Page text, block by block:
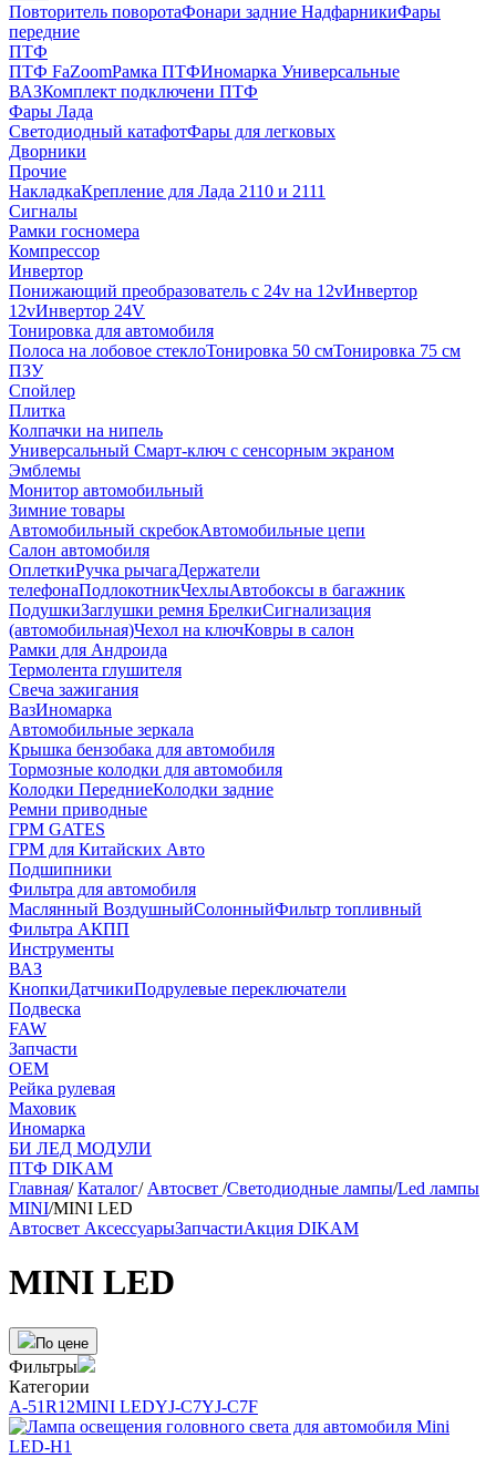
Повторитель поворотаФонари задние НадфарникиФары
передние
ПТФ
ПТФ FaZoomРамка ПТФИномарка Универсальные
ВАЗКомплект подключени ПТФ
Фары Лада
Светодиодный катафотФары для легковых
Дворники
Прочие
НакладкаКрепление для Лада 2110 и 2111
Сигналы
Рамки госномера
Компрессор
Инвертор
Понижающий преобразователь с 24v на 12vИнвертор
12vИнвертор 24V
Тонировка для автомобиля
Полоса на лобовое стеклоТонировка 50 смТонировка 75 см
ПЗУ
Спойлер
Плитка
Колпачки на нипель
Универсальный Смарт-ключ с сенсорным экраном
Эмблемы
Монитор автомобильный
Зимние товары
Автомобильный скребокАвтомобильные цепи
Салон автомобиля
ОплеткиРучка рычагаДержатели
телефонаПодлокотникЧехлыАвтобоксы в багажник
ПодушкиЗаглушки ремня БрелкиСигнализация
(автомобильная)Чехол на ключКовры в салон
Рамки для Андроида
Термолента глушителя
Свеча зажигания
ВазИномарка
Автомобильные зеркала
Крышка бензобака для автомобиля
Тормозные колодки для автомобиля
Колодки ПередниеКолодки задние
Ремни приводные
ГРМ GATES
ГРМ для Китайских Авто
Подшипники
Фильтра для автомобиля
Маслянный ВоздушныйСолонныйФильтр топливный
Фильтра АКПП
Инструменты
ВАЗ
КнопкиДатчикиПодрулевые переключатели
Подвеска
FAW
Запчасти
OEM
Рейка рулевая
Маховик
Иномарка
БИ ЛЕД МОДУЛИ
ПТФ DIKAM
Главная/ Каталог/ Автосвет /Светодиодные лампы/Led лампы
MINI/MINI LED
Автосвет АксессуарыЗапчастиАкция DIKAM
MINI LED
По цене
Фильтры
Категории
A-51R12MINI LEDYJ-C7YJ-C7F